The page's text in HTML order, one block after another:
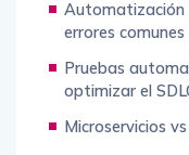
Automatización
Pruebas